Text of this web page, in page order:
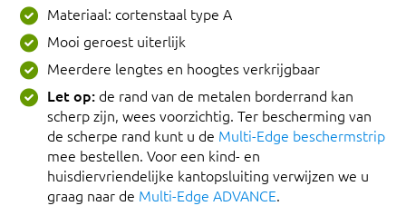
Materiaal: cortenstaal type A
Mooi geroest uiterlijk
Meerdere lengtes en hoogtes verkrijgbaar
Let op: de rand van de metalen borderrand kan
scherp zijn, wees voorzichtig. Ter bescherming van
de scherpe rand kunt u de Multi-Edge beschermstrip
mee bestellen. Voor een kind- en
huisdiervriendelijke kantopsluiting verwijzen we u
graag naar de Multi-Edge ADVANCE.